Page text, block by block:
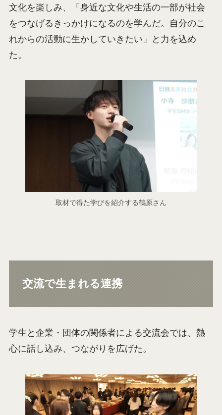
文化を楽しみ、「身近な文化や生活の一部が社会
をつなげるきっかけになるのを学んだ。自分のこ
れからの活動に生かしていきたい」と力を込め
た。
取材で得た学びを紹介する鶴原さん
交流で生まれる連携
学生と企業・団体の関係者による交流会では、熱
心に話し込み、つながりを広げた。